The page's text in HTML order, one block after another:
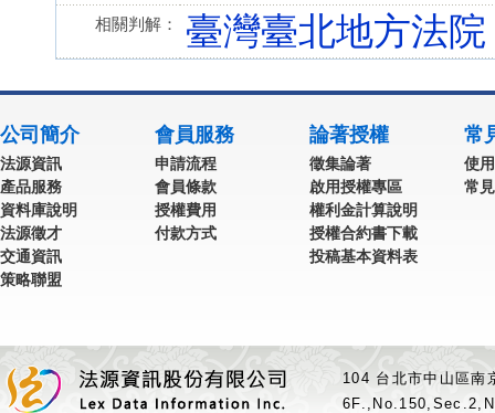
相關判解： 臺灣臺北地方法
公司簡介
法源資訊
產品服務
資料庫說明
法源徵才
交通資訊
策略聯盟
會員服務
申請流程
會員條款
授權費用
付款方式
論著授權
徵集論著
啟用授權專區
權利金計算說明
授權合約書下載
投稿基本資料表
常
使
常
104 台北市中山區